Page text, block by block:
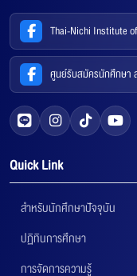
Thai-Nichi Institute
ศูนย์รับสมัครนักศึกษา
Quick Link
สำหรับนักศึกษาปัจจุบัน
ปฏิทินการศึกษา
การจัดการความรู้